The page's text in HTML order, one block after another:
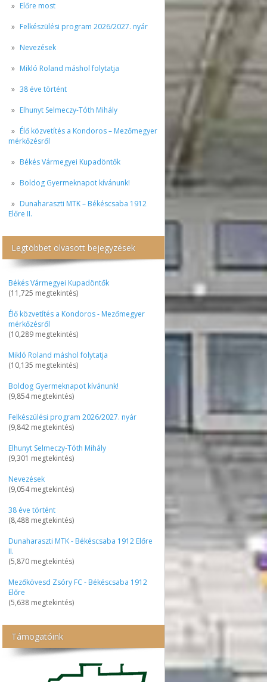
Előre most
Felkészülési program 2026/2027. nyár
Nevezések
Mikló Roland máshol folytatja
38 éve történt
Elhunyt Selmeczy-Tóth Mihály
Élő közvetítés a Kondoros – Mezőmegyer
mérkőzésről
Békés Vármegyei Kupadöntők
Boldog Gyermeknapot kívánunk!
Dunaharaszti MTK – Békéscsaba 1912
Előre II.
Legtöbbet olvasott bejegyzések
Békés Vármegyei Kupadöntők
(11,725 megtekintés)
Élő közvetítés a Kondoros - Mezőmegyer
mérkőzésről
(10,289 megtekintés)
Mikló Roland máshol folytatja
(10,135 megtekintés)
Boldog Gyermeknapot kívánunk!
(9,854 megtekintés)
Felkészülési program 2026/2027. nyár
(9,842 megtekintés)
Elhunyt Selmeczy-Tóth Mihály
(9,301 megtekintés)
Nevezések
(9,054 megtekintés)
38 éve történt
(8,488 megtekintés)
Dunaharaszti MTK - Békéscsaba 1912 Előre
II.
(5,870 megtekintés)
Mezőkövesd Zsóry FC - Békéscsaba 1912
Előre
(5,638 megtekintés)
Támogatóink